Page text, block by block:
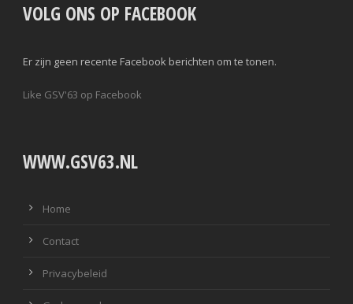
VOLG ONS OP FACEBOOK
Er zijn geen recente Facebook berichten om te tonen.
Like GSV'63 op Facebook
WWW.GSV63.NL
Home
Contact
Privacybeleid